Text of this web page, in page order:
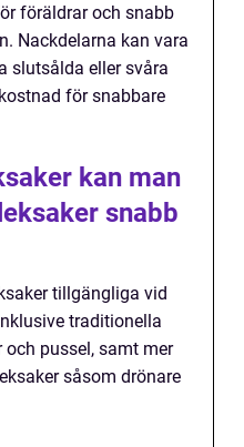
föräldrar och snabb
Nackdelarna kan vara
slutsålda eller svåra
för snabbare
kan man
snabb
tillgängliga vid
traditionella
och pussel, samt mer
såsom drönare